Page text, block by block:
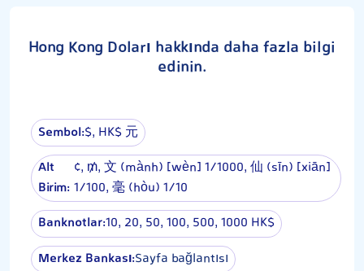
Hong Kong Doları hakkında daha fazla bilgi
edinin.
Sembol:$, HK$ 元
Alt
Birim:
¢, ₥, 文 (mành) [wèn] 1⁄1000, 仙 (sīn) [xiān]
1⁄100, 毫 (hòu) 1⁄10
Banknotlar:10, 20, 50, 100, 500, 1000 HK$
Merkez Bankası:Sayfa bağlantısı